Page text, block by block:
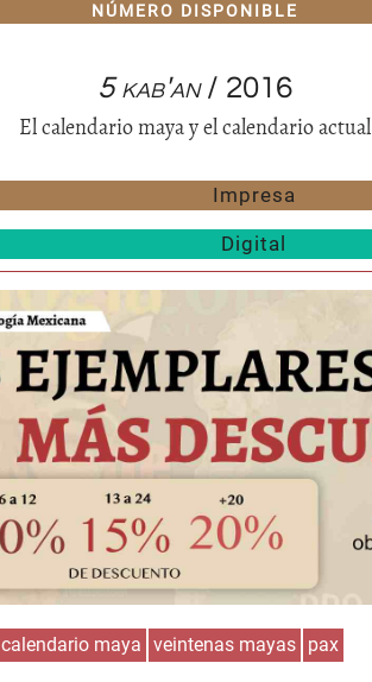
NÚMERO DISPONIBLE
5 kab'an/ 2016
El calendario maya y el calendario actual
Impresa
Digital
calendario maya veintenas mayas pax